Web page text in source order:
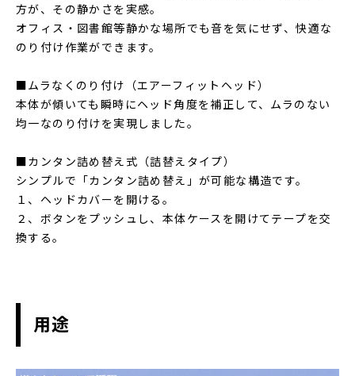
方が、その静かさを実感。
オフィス・図書館等静かな場所でも音を気にせず、快適な
のり付け作業ができます。
■ムラなくのり付け（エアーフィットヘッド）
本体が傾いても瞬時にヘッド角度を補正して、ムラのない
均一なのり付けを実現しました。
■カンタン詰め替え式（詰替えタイプ）
シンプルで「カンタン詰め替え」が可能な構造です。
１、ヘッドカバーを開ける。
２、ボタンをプッシュし、本体ケースを開けてテープを交
換する。
用途